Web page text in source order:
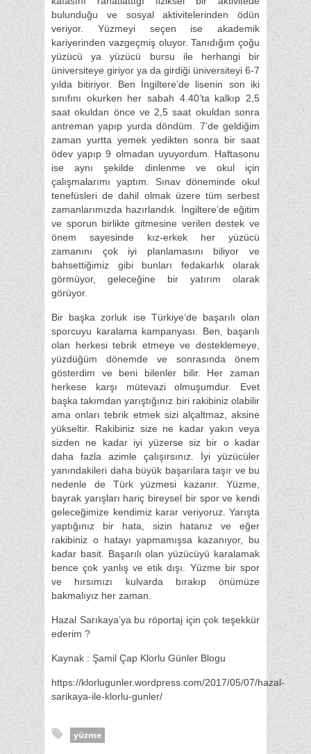
bulunduğu ve sosyal aktivitelerinden ödün
veriyor. Yüzmeyi seçen ise akademik
kariyerinden vazgeçmiş oluyor. Tanıdığım çoğu
yüzücü ya yüzücü bursu ile herhangi bir
üniversiteye giriyor ya da girdiği üniversiteyi 6-7
yılda bitiriyor. Ben İngiltere’de lisenin son iki
sınıfını okurken her sabah 4.40’ta kalkıp 2,5
saat okuldan önce ve 2,5 saat okuldan sonra
antreman yapıp yurda döndüm. 7’de geldiğim
zaman yurtta yemek yedikten sonra bir saat
ödev yapıp 9 olmadan uyuyordum. Haftasonu
ise aynı şekilde dinlenme ve okul için
çalışmalarımı yaptım. Sınav döneminde okul
tenefüsleri de dahil olmak üzere tüm serbest
zamanlarımızda hazırlandık. İngiltere’de eğitim
ve sporun birlikte gitmesine verilen destek ve
önem sayesinde kız-erkek her yüzücü
zamanını çok iyi planlamasını biliyor ve
bahsettiğimiz gibi bunları fedakarlık olarak
görmüyor, geleceğine bir yatırım olarak
görüyor.
Bir başka zorluk ise Türkiye’de başarılı olan
sporcuyu karalama kampanyası. Ben, başarılı
olan herkesi tebrik etmeye ve desteklemeye,
yüzdüğüm dönemde ve sonrasında önem
gösterdim ve beni bilenler bilir. Her zaman
herkese karşı mütevazi olmuşumdur. Evet
başka takımdan yarıştığınız biri rakibiniz olabilir
ama onları tebrik etmek sizi alçaltmaz, aksine
yükseltir. Rakibiniz size ne kadar yakın veya
sizden ne kadar iyi yüzerse siz bir o kadar
daha fazla azimle çalışırsınız. İyi yüzücüler
yanındakileri daha büyük başarılara taşır ve bu
nedenle de Türk yüzmesi kazanır. Yüzme,
bayrak yarışları hariç bireysel bir spor ve kendi
geleceğimize kendimiz karar veriyoruz. Yarışta
yaptığınız bir hata, sizin hatanız ve eğer
rakibiniz o hatayı yapmamışsa kazanıyor, bu
kadar basit. Başarılı olan yüzücüyü karalamak
bence çok yanlış ve etik dışı. Yüzme bir spor
ve hırsımızı kulvarda bırakıp önümüze
bakmalıyız her zaman.
Hazal Sarıkaya’ya bu röportaj için çok teşekkür
ederim ?
Kaynak : Şamil Çap Klorlu Günler Blogu
https://klorlugunler.wordpress.com/2017/05/07/hazal-
sarikaya-ile-klorlu-gunler/
yüzme